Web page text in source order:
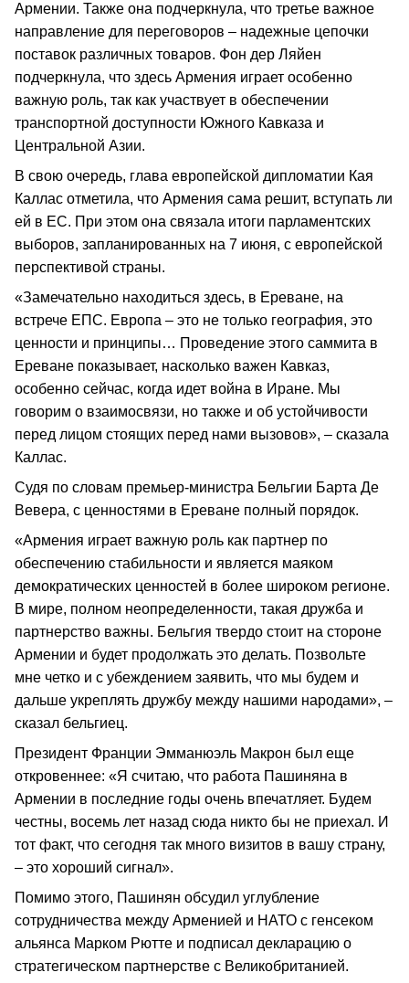
Армении. Также она подчеркнула, что третье важное
направление для переговоров – надежные цепочки
поставок различных товаров. Фон дер Ляйен
подчеркнула, что здесь Армения играет особенно
важную роль, так как участвует в обеспечении
транспортной доступности Южного Кавказа и
Центральной Азии.
В свою очередь, глава европейской дипломатии Кая
Каллас отметила, что Армения сама решит, вступать ли
ей в ЕС. При этом она связала итоги парламентских
выборов, запланированных на 7 июня, с европейской
перспективой страны.
«Замечательно находиться здесь, в Ереване, на
встрече ЕПС. Европа – это не только география, это
ценности и принципы… Проведение этого саммита в
Ереване показывает, насколько важен Кавказ,
особенно сейчас, когда идет война в Иране. Мы
говорим о взаимосвязи, но также и об устойчивости
перед лицом стоящих перед нами вызовов», – сказала
Каллас.
Судя по словам премьер-министра Бельгии Барта Де
Вевера, с ценностями в Ереване полный порядок.
«Армения играет важную роль как партнер по
обеспечению стабильности и является маяком
демократических ценностей в более широком регионе.
В мире, полном неопределенности, такая дружба и
партнерство важны. Бельгия твердо стоит на стороне
Армении и будет продолжать это делать. Позвольте
мне четко и с убеждением заявить, что мы будем и
дальше укреплять дружбу между нашими народами», –
сказал бельгиец.
Президент Франции Эмманюэль Макрон был еще
откровеннее: «Я считаю, что работа Пашиняна в
Армении в последние годы очень впечатляет. Будем
честны, восемь лет назад сюда никто бы не приехал. И
тот факт, что сегодня так много визитов в вашу страну,
– это хороший сигнал».
Помимо этого, Пашинян обсудил углубление
сотрудничества между Арменией и НАТО с генсеком
альянса Марком Рютте и подписал декларацию о
стратегическом партнерстве с Великобританией.